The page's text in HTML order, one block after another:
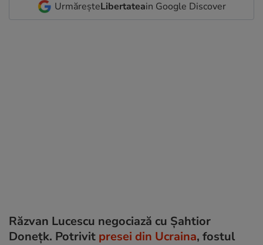
UrmăreșteLibertateain Google Discover
Răzvan Lucescu negociază cu Șahtior
Donețk. Potrivit presei din Ucraina, fostul